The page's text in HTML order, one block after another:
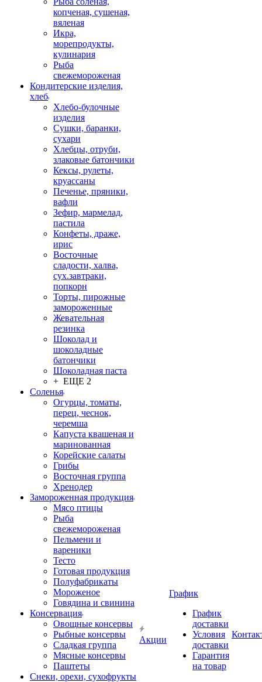
копченая, сушеная,
вяленая
Икра,
морепродукты,
кулинария
Рыба
свежемороженая
Кондитерские изделия,
хлеб
Хлебо-булочные
изделия
Сушки, баранки,
сухари
Хлебцы, отруби,
злаковые батончики
Кексы, рулеты,
круассаны
Печенье, пряники,
вафли
Зефир, мармелад,
пастила
Конфеты, драже,
ирис
Восточные
сладости, халва,
сух.завтраки,
попкорн
Торты, пирожные
замороженные
Жевательная
резинка
Шоколад и
шоколадные
батончики
Шоколадная паста
+ ЕЩЕ 2
Соленья
Огурцы, томаты,
перец, чеснок,
черемша
Капуста квашеная и
маринованная
Корейские салаты
Грибы
Восточная группа
Хренодер
Замороженная продукция
Мясо птицы
Рыба
свежемороженая
Пельмени и
вареники
Тесто
Готовая продукция
Полуфабрикаты
Мороженое
Говядина и свинина
Консервация
Овощные консервы
Рыбные консервы
Сладкая группа
Мясные консервы
Паштеты
Снеки, орехи, сухофрукты
Акции
График
График
доставки
Условия
доставки
Гарантия
на товар